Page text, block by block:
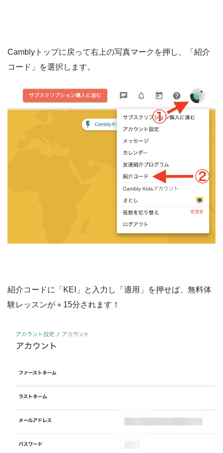
Camblyトップに戻って右上の写真マークを押し、「紹介
コード」を選択します。
紹介コードに「KEI」と入力し「適用」を押せば、無料体
験レッスンが＋15分されます！